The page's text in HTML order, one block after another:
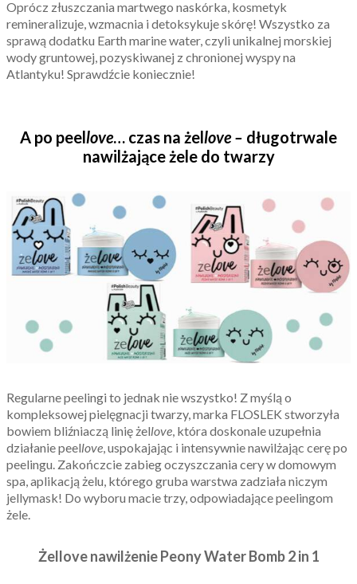
Oprócz złuszczania martwego naskórka, kosmetyk
remineralizuje, wzmacnia i detoksykuje skórę! Wszystko za
sprawą dodatku Earth marine water, czyli unikalnej morskiej
wody gruntowej, pozyskiwanej z chronionej wyspy na
Atlantyku! Sprawdźcie koniecznie!
A po peellove… czas na żellove – długotrwale
nawilżające żele do twarzy
Regularne peelingi to jednak nie wszystko! Z myślą o
kompleksowej pielęgnacji twarzy, marka FLOSLEK stworzyła
bowiem bliźniaczą linię żellove, która doskonale uzupełnia
działanie peellove, uspokajając i intensywnie nawilżając cerę po
peelingu. Zakończcie zabieg oczyszczania cery w domowym
spa, aplikacją żelu, którego gruba warstwa zadziała niczym
jellymask! Do wyboru macie trzy, odpowiadające peelingom
żele.
Żellove nawilżenie Peony Water Bomb 2 in 1